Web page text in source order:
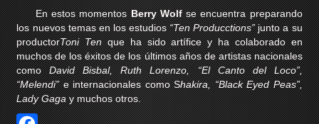
En estos momentosBerry Wolfse encuentra preparando
los nuevos temas en los estudios“Ten Producctions”junto a su
productorToni Tenque ha sido artífice y ha colaborado en
muchos de los éxitos de los últimos años de artistas nacionales
comoDavid Bisbal, Ruth Lorenzo, “El Canto del Loco”,
“Melendi”e internacionales como Shakira, “Black Eyed Peas”,
Lady Gagay muchos otros.